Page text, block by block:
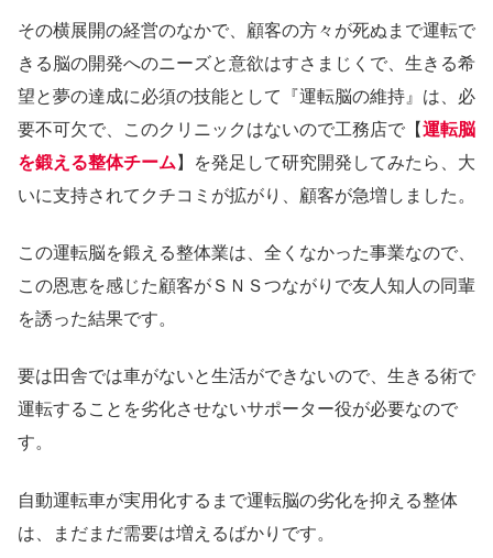
その横展開の経営のなかで、顧客の方々が死ぬまで運転で
きる脳の開発へのニーズと意欲はすさまじくで、生きる希
望と夢の達成に必須の技能として『運転脳の維持』は、必
要不可欠で、このクリニックはないので工務店で【運転脳
を鍛える整体チーム 】を発足して研究開発してみたら、大
いに支持されてクチコミが拡がり、顧客が急増しました。
この運転脳を鍛える整体業は、全くなかった事業なので、
この恩恵を感じた顧客がＳＮＳつながりで友人知人の同輩
を誘った結果です。
要は田舎では車がないと生活ができないので、生きる術で
運転することを劣化させないサポーター役が必要なので
す。
自動運転車が実用化するまで運転脳の劣化を抑える整体
は、まだまだ需要は増えるばかりです。